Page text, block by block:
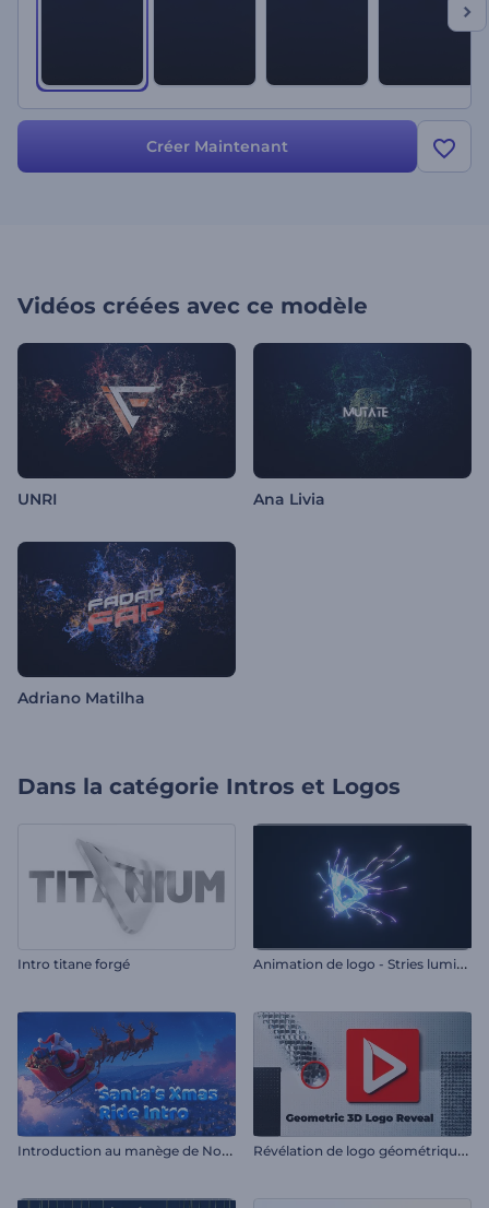
Créer Maintenant
Vidéos créées avec ce modèle
UNRI Ana Livia
Adriano Matilha
Dans la catégorie Intros et Logos
Intro titane forgé A
nimation de logo - Stries lumineuses
I
ntroduction au manège de Noël du Père Noël R
évélation de logo géométrique 3D